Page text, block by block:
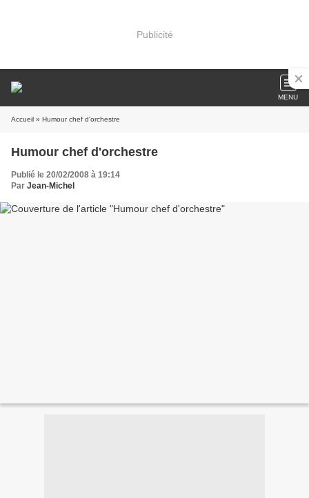
Publicité
MENU
Accueil » Humour chef d'orchestre
Humour chef d'orchestre
Publié le 20/02/2008 à 19:14
Par Jean-Michel